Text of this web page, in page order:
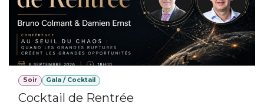
Soir Gala / Cocktail
Cocktail de Rentrée